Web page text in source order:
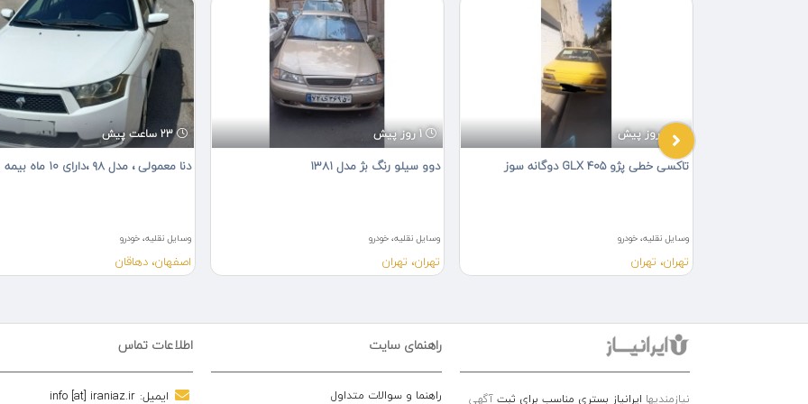
23 ساعت پیش
دنا معمولی ، مدل ۹۸ ،دارای ۱۰ ماه بیمه
وسایل نقلیه، خودرو
اصفهان، دهاقان
1 روز پیش
دوو سیلو رنگ بژ مدل 1381
وسایل نقلیه، خودرو
تهران، تهران
3 روز پیش
تاکسی خطی پژو 405 GLX دوگانه سوز
وسایل نقلیه، خودرو
تهران، تهران
نیازمندیها ایرانیاز بستری مناسب برای ثبتآگهی
راهنمای سایت
راهنما و سوالات متداول
اطلاعات تماس
ایمیل: info [at] iraniaz.ir